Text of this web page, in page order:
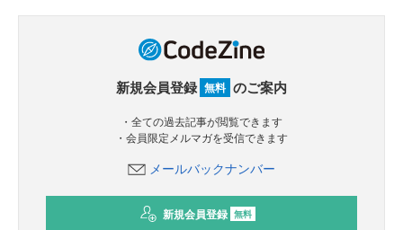
新規会員登録 無料 のご案内
・全ての過去記事が閲覧できます
・会員限定メルマガを受信できます
メールバックナンバー
新規会員登録 無料